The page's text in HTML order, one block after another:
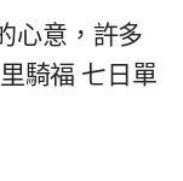
心意，許多
騎福 七日單